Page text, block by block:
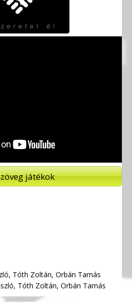
játékok
Tóth Zoltán, Orbán Tamás
Tóth Zoltán, Orbán Tamás